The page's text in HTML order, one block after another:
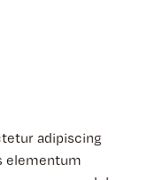
adipiscing
elementum